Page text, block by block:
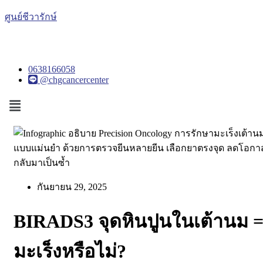
ศูนย์ชีวารักษ์
0638166058
@chgcancercenter
Menu
กันยายน 29, 2025
BIRADS3 จุดหินปูนในเต้านม =
มะเร็งหรือไม่?